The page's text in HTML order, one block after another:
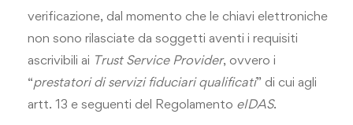
verificazione, dal momento che le chiavi elettroniche
non sono rilasciate da soggetti aventi i requisiti
ascrivibili ai Trust Service Provider, ovvero i
“prestatori di servizi fiduciari qualificati” di cui agli
artt. 13 e seguenti del Regolamento eIDAS.